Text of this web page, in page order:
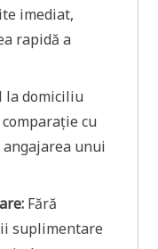
imediat,
rapidă a
la domiciliu
cu
unui
Fără
suplimentare